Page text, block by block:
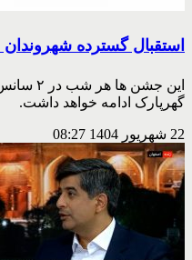
استقبال گسترده
گهرپارک ادامه خواهد داشت.
22 شهریور 1404 08:27